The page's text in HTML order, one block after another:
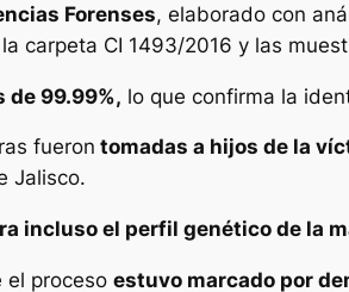
Forenses, elaborado con
carpeta CI 1493/2016 y las
de 99.99%, lo que confirma la
fueron tomadas a hijos de la
Jalisco.
incluso el perfil genético de la
el proceso estuvo marcado por